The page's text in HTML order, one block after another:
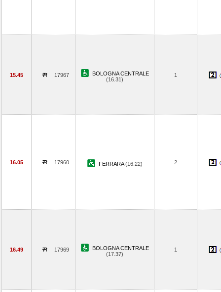
15.45 17967
BOLOGNA CENTRALE
(16.31)
1
16.05 17960 FERRARA(16.22) 2
16.49 17969
BOLOGNA CENTRALE
(17.37)
1